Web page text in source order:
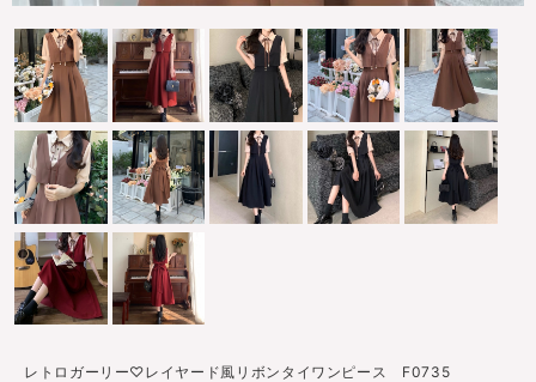
レトロガーリー♡レイヤード風リボンタイワンピース F0735